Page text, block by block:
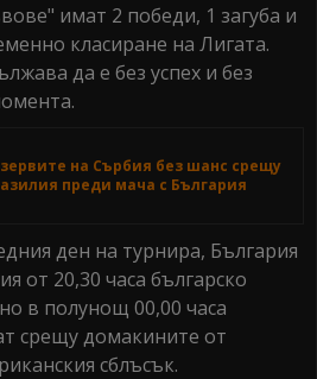
имат 2 победи, 1 загуба и
класиране на Лигата.
да е без успех и без
на Сърбия без шанс срещу
преди мача с България
ден на турнира, България
от 20,30 часа българско
в полунощ 00,00 часа
срещу домакините от
сблъсък.